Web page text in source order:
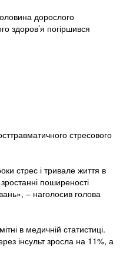
дорослого
здоров’я погіршився
стресового
стрес і тривале життя в
поширеності
– наголосив голова
в медичній статистиці.
інсульт зросла на 11%, а